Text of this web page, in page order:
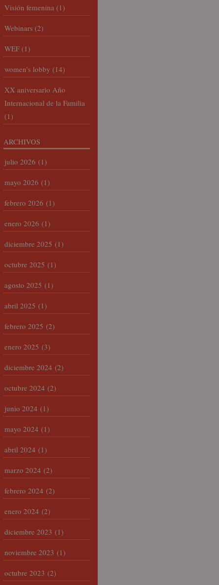
Visión femenina (1)
Webinars (2)
WEF (1)
women's lobby (14)
XX aniversario Año
Internacional de la Familia
(1)
ARCHIVOS
julio 2026 (1)
mayo 2026 (1)
febrero 2026 (1)
enero 2026 (1)
diciembre 2025 (1)
octubre 2025 (1)
agosto 2025 (1)
abril 2025 (1)
febrero 2025 (2)
enero 2025 (3)
diciembre 2024 (2)
octubre 2024 (2)
junio 2024 (1)
mayo 2024 (1)
abril 2024 (1)
marzo 2024 (2)
febrero 2024 (2)
enero 2024 (2)
diciembre 2023 (1)
noviembre 2023 (1)
octubre 2023 (2)